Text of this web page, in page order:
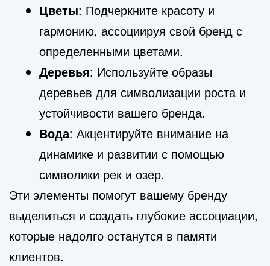
Цветы: Подчеркните красоту и
гармонию, ассоциируя свой бренд с
определенными цветами.
Деревья: Используйте образы
деревьев для символизации роста и
устойчивости вашего бренда.
Вода: Акцентируйте внимание на
динамике и развитии с помощью
символики рек и озер.
Эти элементы помогут вашему бренду
выделиться и создать глубокие ассоциации,
которые надолго останутся в памяти
клиентов.